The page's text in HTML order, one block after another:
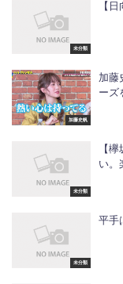
未分類
【
加藤史帆
加藤
ーズ
未分類
【
い。
未分類
平手